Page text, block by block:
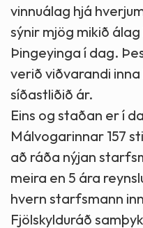
vinnuálag hjá
sýnir mjög mikið
Þingeyinga í dag.
verið viðvarandi
síðastliðið ár.
Eins og staðan er í
Málvogarinnar 157
að ráða nýjan
meira en 5 ára
hvern starfsmann
Fjölskylduráð